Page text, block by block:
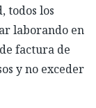
todos los
laborando en
factura de
y no exceder